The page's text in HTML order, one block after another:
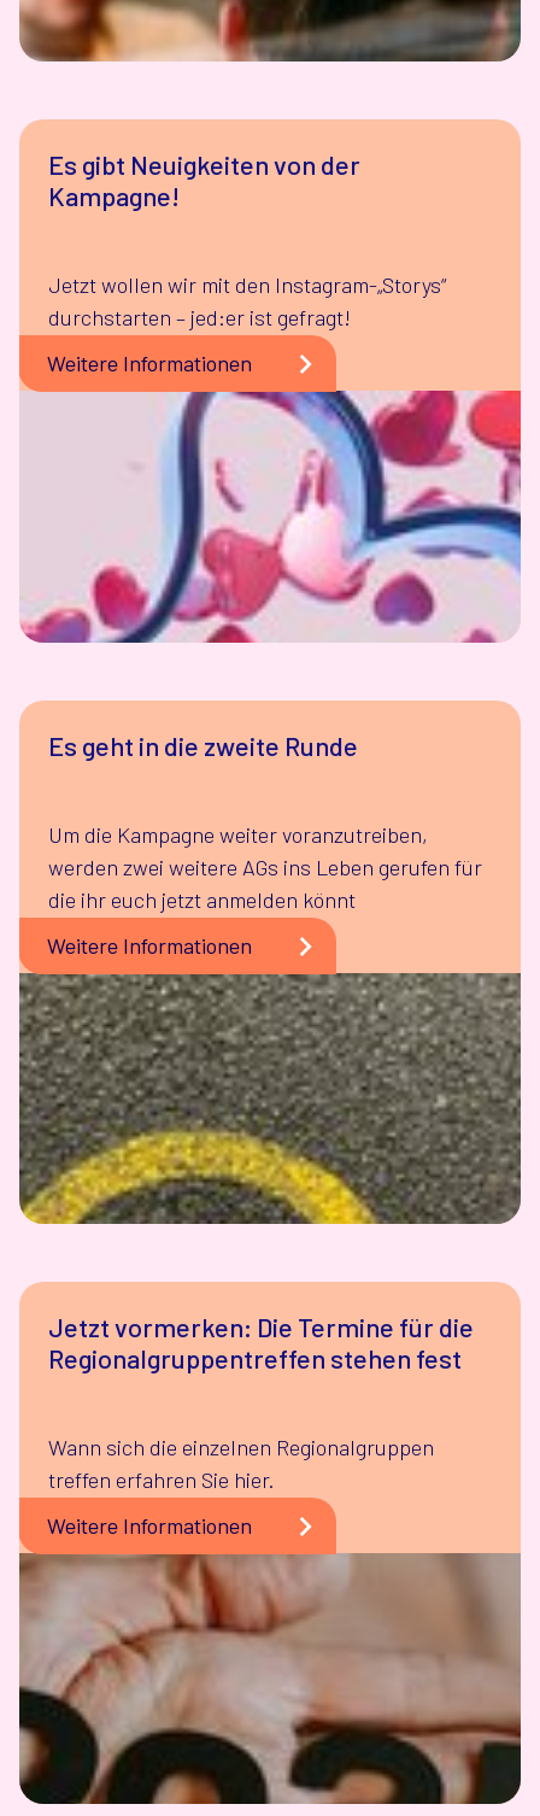
Es gibt Neuigkeiten von der
Kampagne!
Jetzt wollen wir mit den Instagram-„Storys“
durchstarten – jed:er ist gefragt!
Weitere Informationen
Es geht in die zweite Runde
Um die Kampagne weiter voranzutreiben,
werden zwei weitere AGs ins Leben gerufen für
die ihr euch jetzt anmelden könnt
Weitere Informationen
Jetzt vormerken: Die Termine für die
Regionalgruppentreffen stehen fest
Wann sich die einzelnen Regionalgruppen
treffen erfahren Sie hier.
Weitere Informationen